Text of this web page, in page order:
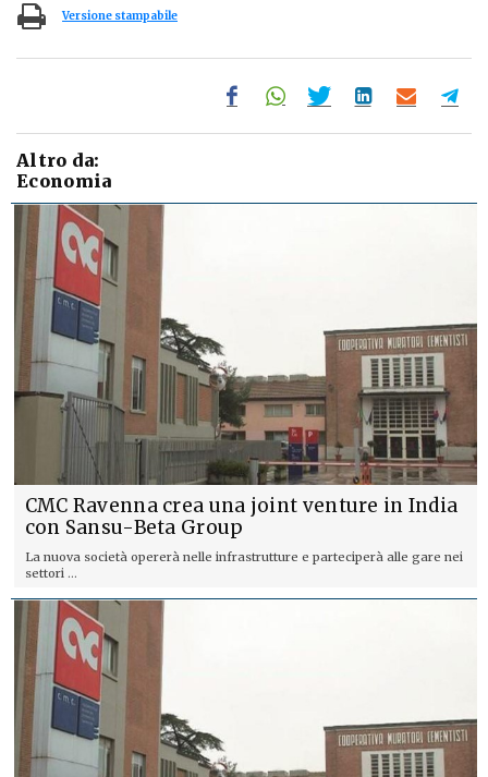
Versione stampabile
Altro da:
Economia
CMC Ravenna crea una joint venture in India
con Sansu-Beta Group
La nuova società opererà nelle infrastrutture e parteciperà alle gare nei
settori ...